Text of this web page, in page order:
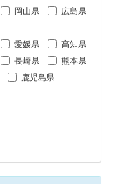
岡山県
広島県
愛媛県 高知県
長崎県
熊本県
鹿児島県